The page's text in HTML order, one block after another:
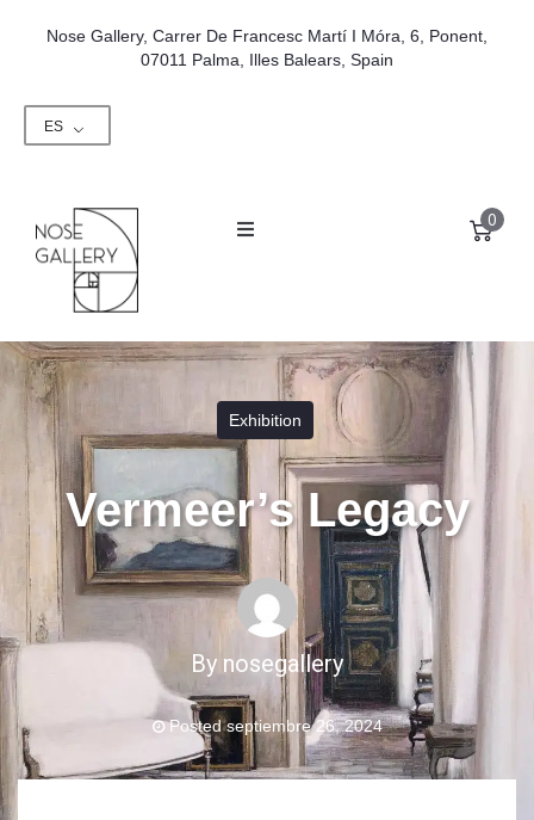
Nose Gallery, Carrer De Francesc Martí I Móra, 6, Ponent,
07011 Palma, Illes Balears, Spain
ES
0
Exhibition
Vermeer’s Legacy
By nosegallery
Postedseptiembre 26, 2024